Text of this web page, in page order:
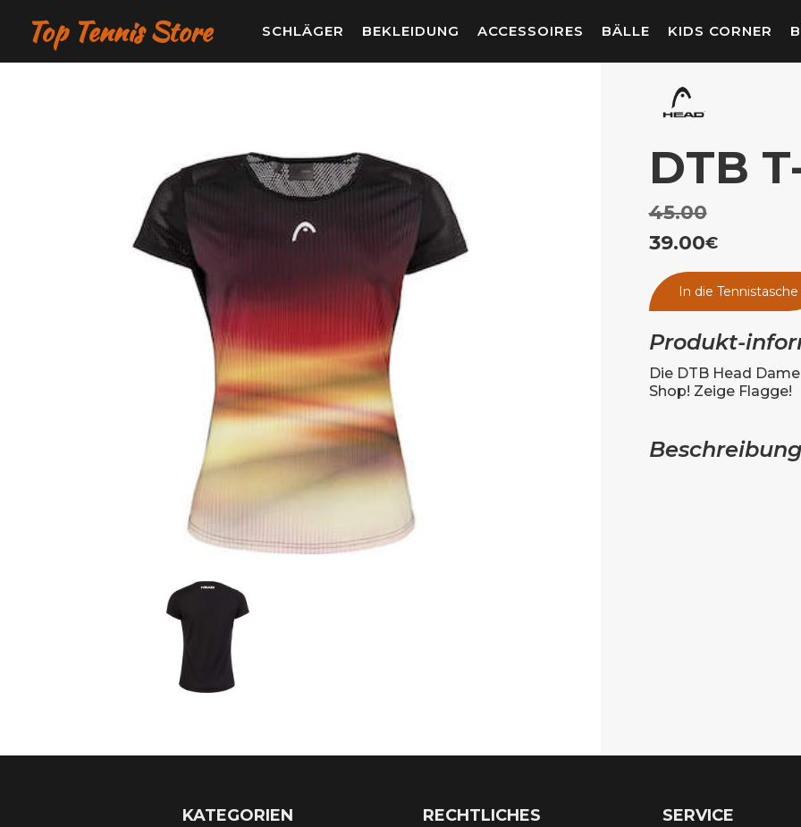
Top Tennis Store SCHLÄGER BEKLEIDUNG ACCESSOIRES BÄLLE KIDS CORNER
DTB
45.00
39.00€
In die Tennistasche
Produkt-
Die DTB Head
Shop! Zeige Flagge!
KATEGORIEN RECHTLICHES SERVICE